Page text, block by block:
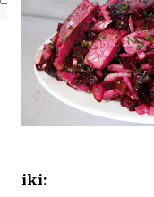
Powered by
iki: